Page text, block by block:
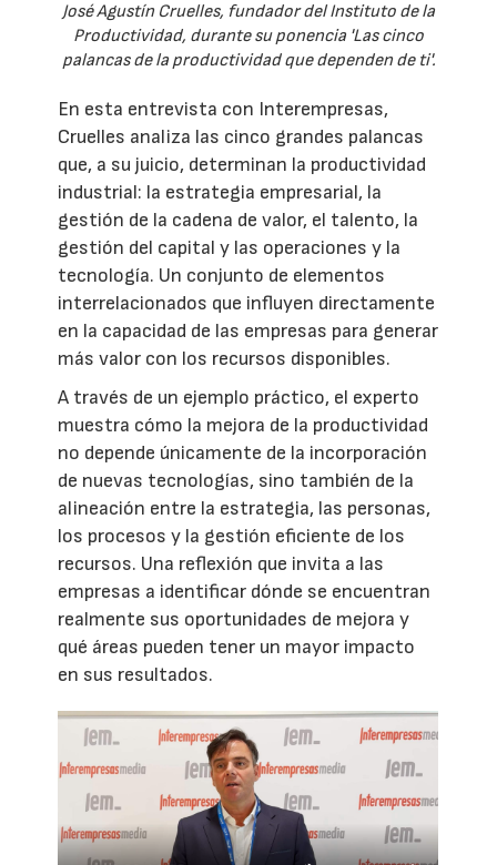
José Agustín Cruelles, fundador del Instituto de la
Productividad, durante su ponencia 'Las cinco
palancas de la productividad que dependen de ti'.
En esta entrevista con Interempresas,
Cruelles analiza las cinco grandes palancas
que, a su juicio, determinan la productividad
industrial: la estrategia empresarial, la
gestión de la cadena de valor, el talento, la
gestión del capital y las operaciones y la
tecnología. Un conjunto de elementos
interrelacionados que influyen directamente
en la capacidad de las empresas para generar
más valor con los recursos disponibles.
A través de un ejemplo práctico, el experto
muestra cómo la mejora de la productividad
no depende únicamente de la incorporación
de nuevas tecnologías, sino también de la
alineación entre la estrategia, las personas,
los procesos y la gestión eficiente de los
recursos. Una reflexión que invita a las
empresas a identificar dónde se encuentran
realmente sus oportunidades de mejora y
qué áreas pueden tener un mayor impacto
en sus resultados.